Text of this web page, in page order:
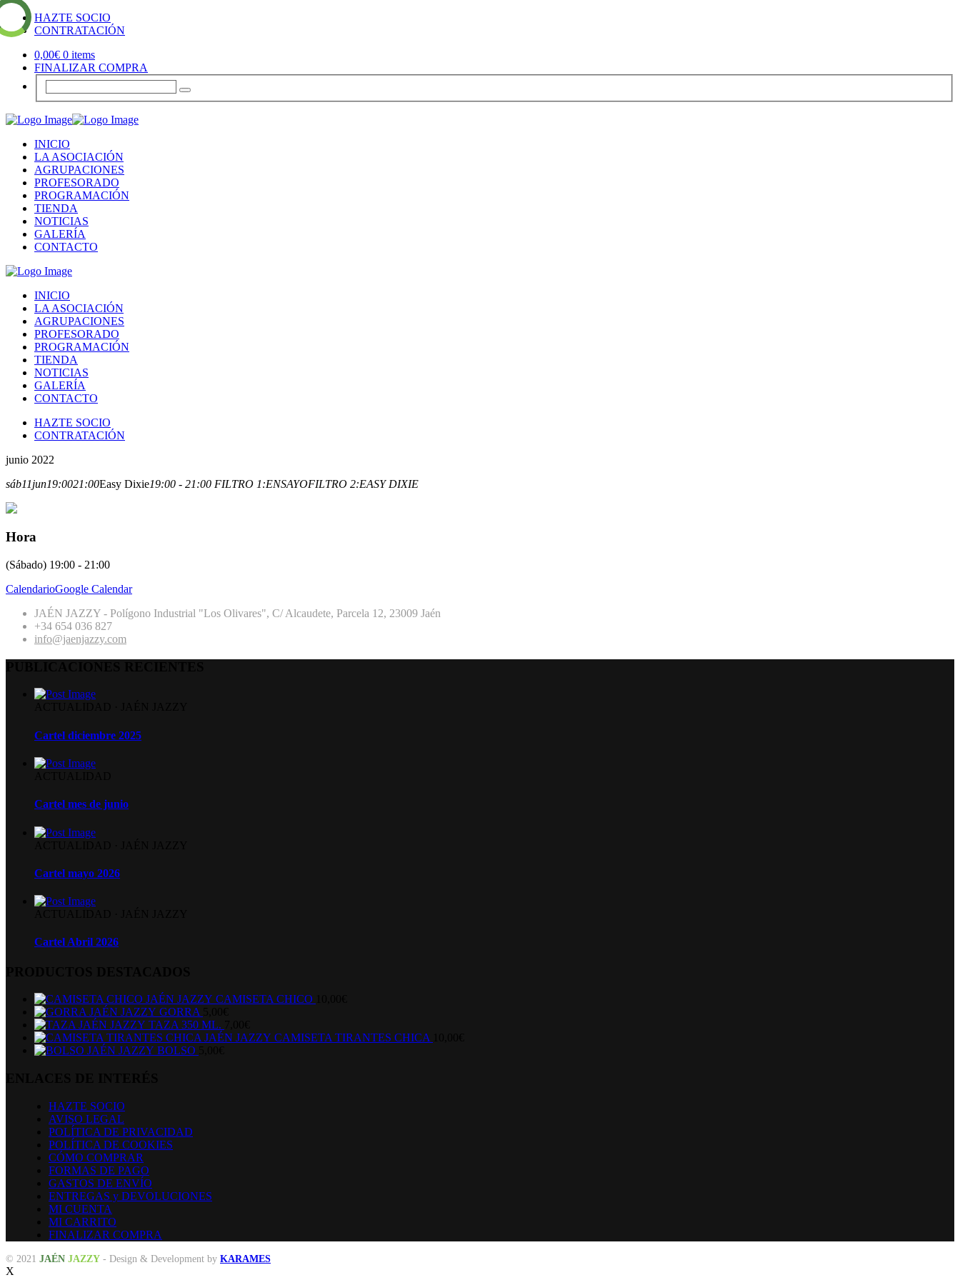
HAZTE SOCIO
CONTRATACIÓN
0,00€ 0 items
FINALIZAR COMPRA
INICIO
LA ASOCIACIÓN
AGRUPACIONES
PROFESORADO
PROGRAMACIÓN
TIENDA
NOTICIAS
GALERÍA
CONTACTO
INICIO
LA ASOCIACIÓN
AGRUPACIONES
PROFESORADO
PROGRAMACIÓN
TIENDA
NOTICIAS
GALERÍA
CONTACTO
HAZTE SOCIO
CONTRATACIÓN
junio 2022
sáb11jun19:0021:00Easy Dixie19:00 - 21:00 FILTRO 1:ENSAYOFILTRO 2:EASY DIXIE
Hora
(Sábado) 19:00 - 21:00
CalendarioGoogle Calendar
JAÉN JAZZY - Polígono Industrial "Los Olivares", C/ Alcaudete, Parcela 12, 23009 Jaén
+34 654 036 827
info@jaenjazzy.com
Cartel diciembre 2025
Cartel mes de junio
Cartel mayo 2026
Cartel Abril 2026
CAMISETA CHICO
GORRA
TAZA 350 ML.
CAMISETA TIRANTES CHICA
BOLSO
HAZTE SOCIO
AVISO LEGAL
POLÍTICA DE PRIVACIDAD
POLÍTICA DE COOKIES
CÓMO COMPRAR
FORMAS DE PAGO
GASTOS DE ENVÍO
ENTREGAS y DEVOLUCIONES
MI CUENTA
MI CARRITO
FINALIZAR COMPRA
© 2021 JAÉN JAZZY - Design & Development by KARAMES
X